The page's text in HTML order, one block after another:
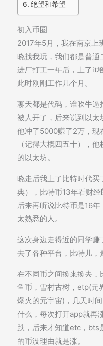
绝望和希望
初入币圈
2017年5月，我在南京上
晓找我玩，我们都是普通
进厂打工一年后，上了it
此时刚刚工作几个月。
聊天都是代码，谁吹牛逼
被人开了，后来说到以
他冲了5000赚了2万，现
（记得大概四五十），
的以太坊。
晓走后我上了比特时代
典），比特币13年看财经
后来再听说比特币是16
太熟悉的人。
这次身边走得近的同学赚
去了各种平台，比特儿，
在不同币之间换来换去，
鱼币，雪村古树，etp(元
爆火的元宇宙)，几天时
什么，每次打开app就再
跌，后来才知道etc，bts
的币没理由就是涨。